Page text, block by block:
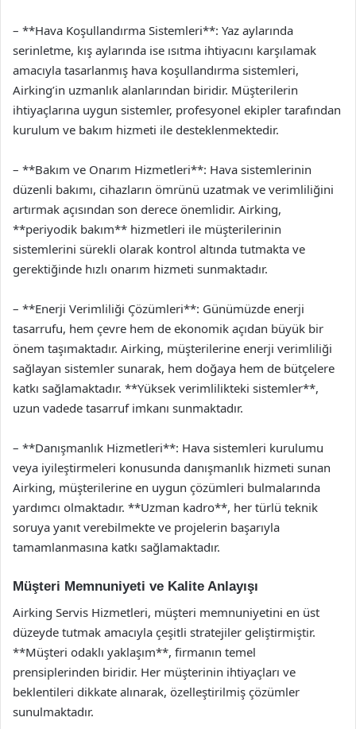
– **Hava Koşullandırma Sistemleri**: Yaz aylarında
serinletme, kış aylarında ise ısıtma ihtiyacını karşılamak
amacıyla tasarlanmış hava koşullandırma sistemleri,
Airking’in uzmanlık alanlarından biridir. Müşterilerin
ihtiyaçlarına uygun sistemler, profesyonel ekipler tarafından
kurulum ve bakım hizmeti ile desteklenmektedir.
– **Bakım ve Onarım Hizmetleri**: Hava sistemlerinin
düzenli bakımı, cihazların ömrünü uzatmak ve verimliliğini
artırmak açısından son derece önemlidir. Airking,
**periyodik bakım** hizmetleri ile müşterilerinin
sistemlerini sürekli olarak kontrol altında tutmakta ve
gerektiğinde hızlı onarım hizmeti sunmaktadır.
– **Enerji Verimliliği Çözümleri**: Günümüzde enerji
tasarrufu, hem çevre hem de ekonomik açıdan büyük bir
önem taşımaktadır. Airking, müşterilerine enerji verimliliği
sağlayan sistemler sunarak, hem doğaya hem de bütçelere
katkı sağlamaktadır. **Yüksek verimlilikteki sistemler**,
uzun vadede tasarruf imkanı sunmaktadır.
– **Danışmanlık Hizmetleri**: Hava sistemleri kurulumu
veya iyileştirmeleri konusunda danışmanlık hizmeti sunan
Airking, müşterilerine en uygun çözümleri bulmalarında
yardımcı olmaktadır. **Uzman kadro**, her türlü teknik
soruya yanıt verebilmekte ve projelerin başarıyla
tamamlanmasına katkı sağlamaktadır.
Müşteri Memnuniyeti ve Kalite Anlayışı
Airking Servis Hizmetleri, müşteri memnuniyetini en üst
düzeyde tutmak amacıyla çeşitli stratejiler geliştirmiştir.
**Müşteri odaklı yaklaşım**, firmanın temel
prensiplerinden biridir. Her müşterinin ihtiyaçları ve
beklentileri dikkate alınarak, özelleştirilmiş çözümler
sunulmaktadır.